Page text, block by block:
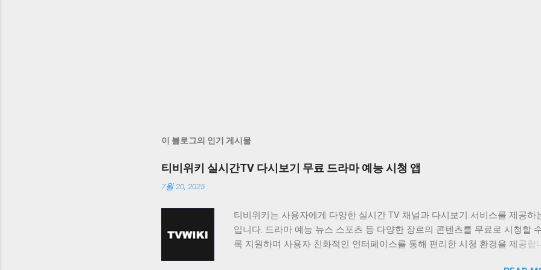
이 블로그의 인기 게시물
티비위키 실시간TV 다시보기 무료 드라마 예능 시청 앱
7월 20, 2025
티비위키는 사용자에게 다양한 실시간 TV 채널과 다시보기 서비스를 제공하
입니다. 드라마 예능 뉴스 스포츠 등 다양한 장르의 콘텐츠를 무료로 시청할
록 지원하며 사용자 친화적인 인터페이스를 통해 편리한 시청 환경을 제공합